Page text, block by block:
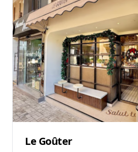
Le Goûter